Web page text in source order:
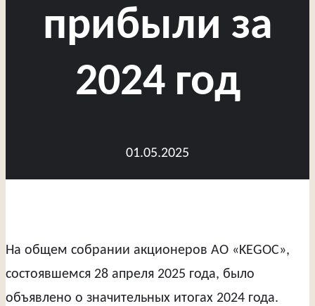
прибыли за
2024 год
01.05.2025
На общем собрании акционеров АО «KEGOC»,
состоявшемся 28 апреля 2025 года, было
объявлено о значительных итогах 2024 года.